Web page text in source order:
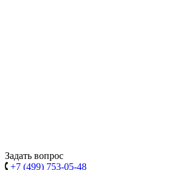
Задать вопрос
+7 (499) 753-05-48